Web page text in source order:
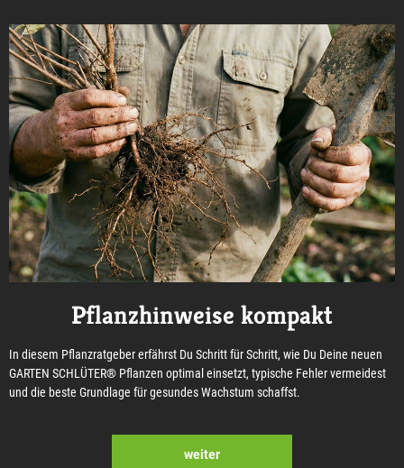
Pflanzhinweise kompakt
In diesem Pflanzratgeber erfährst Du Schritt für Schritt, wie Du Deine neuen
GARTEN SCHLÜTER® Pflanzen optimal einsetzt, typische Fehler vermeidest
und die beste Grundlage für gesundes Wachstum schaffst.
weiter